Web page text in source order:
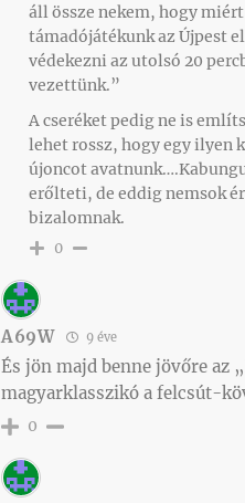
áll össze nekem, hogy
támadójátékunk az Újpest
védekezni az utolsó 20
vezettünk.”
A cseréket pedig ne is
lehet rossz, hogy egy ilyen
újoncot
erőlteti, de eddig nemsok
bizalomnak.
0
A69W 9 éve
És jön majd benne jövőre az
magyarklasszikó a felcsút-
0